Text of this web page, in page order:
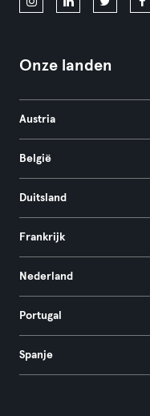
Onze landen
Austria
België
Duitsland
Frankrijk
Nederland
Portugal
Spanje